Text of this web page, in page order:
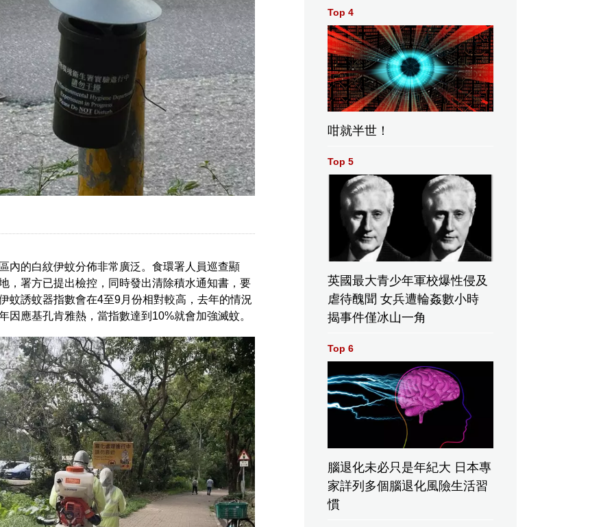
內的白紋伊蚊分佈非常廣泛。食環署人員巡查顯
，署方已提出檢控，同時發出清除積水通知書，要
蚊誘蚊器指數會在4至9月份相對較高，去年的情況
因應基孔肯雅熱，當指數達到10%就會加強滅蚊。
Top 4
咁就半世！
Top 5
英國最大青少年軍校爆性侵及
虐待醜聞 女兵遭輪姦數小時
揭事件僅冰山一角
Top 6
腦退化未必只是年紀大 日本專
家詳列多個腦退化風險生活習
慣